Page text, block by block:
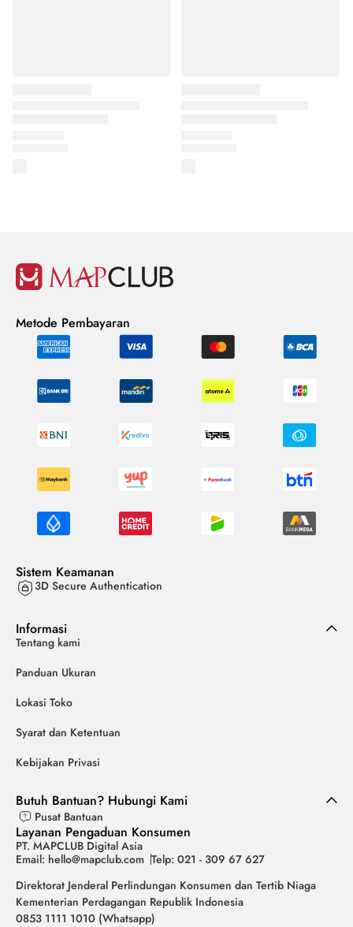
Metode Pembayaran
Sistem Keamanan
3D Secure Authentication
Informasi
Tentang kami
Panduan Ukuran
Lokasi Toko
Syarat dan Ketentuan
Kebijakan Privasi
Butuh Bantuan? Hubungi Kami
Pusat Bantuan
Layanan Pengaduan Konsumen
PT. MAPCLUB Digital Asia
Email: hello@mapclub.com Telp: 021 - 309 67 627
Direktorat Jenderal Perlindungan Konsumen dan Tertib Niaga
Kementerian Perdagangan Republik Indonesia
0853 1111 1010 (Whatsapp)